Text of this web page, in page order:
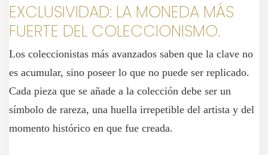
EXCLUSIVIDAD: LA MONEDA MÁS
FUERTE DEL COLECCIONISMO.
Los coleccionistas más avanzados saben que la clave no
es acumular, sino poseer lo que no puede ser replicado.
Cada pieza que se añade a la colección debe ser un
símbolo de rareza, una huella irrepetible del artista y del
momento histórico en que fue creada.